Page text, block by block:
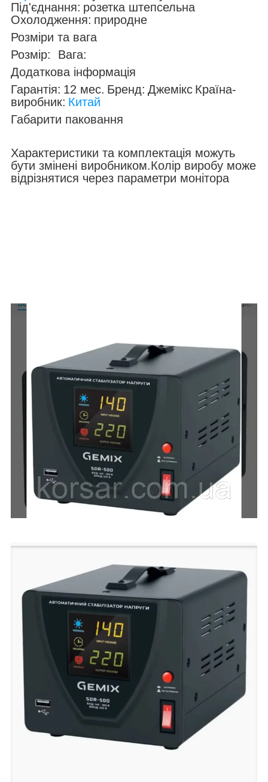
Під'єднання: розетка штепсельна
Охолодження: природне
Розміри та вага
Розмір:
Вага:
Додаткова інформація
Гарантія: 12 мес. Бренд: Джемікс Країна-
виробник: Китай
Габарити паковання
Характеристики та комплектація можуть
бути змінені виробником.Колір виробу може
відрізнятися через параметри монітора